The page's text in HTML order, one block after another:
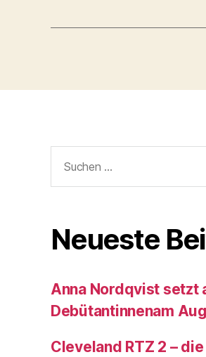
nach:
Neueste
Anna Nordqvist setzt
Debütantinnenam
Cleveland RTZ 2 –